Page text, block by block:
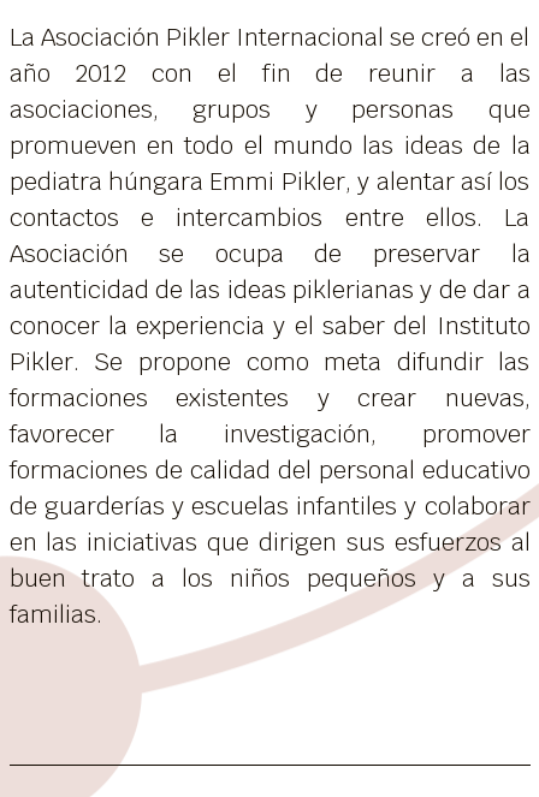
La Asociación Pikler Internacional se creó en el
año 2012 con el fin de reunir a las
asociaciones, grupos y personas que
promueven en todo el mundo las ideas de la
pediatra húngara Emmi Pikler, y alentar así los
contactos e intercambios entre ellos. La
Asociación se ocupa de preservar la
autenticidad de las ideas piklerianas y de dar a
conocer la experiencia y el saber del Instituto
Pikler. Se propone como meta difundir las
formaciones existentes y crear nuevas,
favorecer la investigación, promover
formaciones de calidad del personal educativo
de guarderías y escuelas infantiles y colaborar
en las iniciativas que dirigen sus esfuerzos al
buen trato a los niños pequeños y a sus
familias.